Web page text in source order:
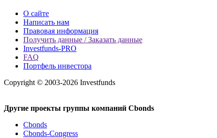
О сайте
Написать нам
Правовая информация
Получить данные / Заказать данные
Investfunds-PRO
FAQ
Портфель инвестора
Copyright © 2003-2026 Investfunds
Другие проекты группы компаний Cbonds
Cbonds
Cbonds-Congress